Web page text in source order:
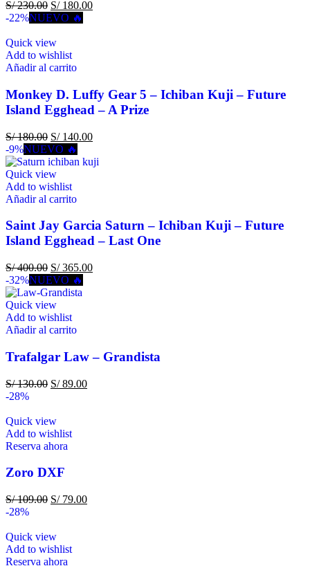
S/230.00 S/180.00
-22%NUEVO 🔥
Quick view
Add to wishlist
Añadir al carrito
Monkey D. Luffy Gear 5 – Ichiban Kuji – Future
Island Egghead – A Prize
S/180.00 S/140.00
-9%NUEVO 🔥
Quick view
Add to wishlist
Añadir al carrito
Saint Jay Garcia Saturn – Ichiban Kuji – Future
Island Egghead – Last One
S/400.00 S/365.00
-32%NUEVO 🔥
Quick view
Add to wishlist
Añadir al carrito
Trafalgar Law – Grandista
S/130.00 S/89.00
-28%
Quick view
Add to wishlist
Reserva ahora
Zoro DXF
S/109.00 S/79.00
-28%
Quick view
Add to wishlist
Reserva ahora